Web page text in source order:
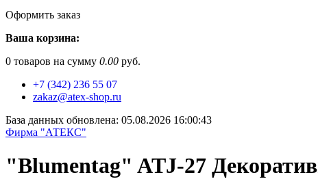
Оформить заказ
Ваша корзина:
0 товаров на сумму 0.00 руб.
+7 (342) 236 55 07
zakaz@atex-shop.ru
База данных обновлена: 05.08.2026 16:00:43
Фирма "АТЕКС"
"Blumentag" ATJ-27